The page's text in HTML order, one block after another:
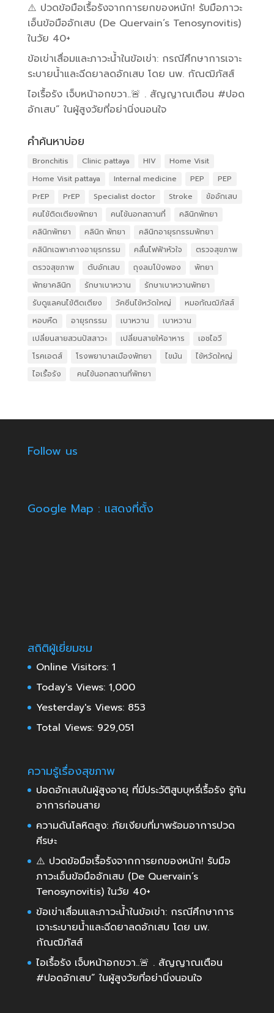
⚠️ ปวดข้อมือเรื้อรังจากการยกของหนัก! รับมือภาวะ
เอ็นข้อมืออักเสบ (De Quervain’s Tenosynovitis)
ในวัย 40+
ข้อเข่าเสื่อมและภาวะน้ำในข้อเข่า: กรณีศึกษาการเจาะ
ระบายน้ำและฉีดยาลดอักเสบ โดย นพ. กัณฒิภัสส์
ไอเรื้อรัง เจ็บหน้าอกขวา..🚨 . สัญญาณเตือน #ปอด
อักเสบ” ในผู้สูงวัยที่อย่านิ่งนอนใจ
คำค้นหาบ่อย
Bronchitis Clinic pattaya HIV
Home Visit
Home Visit pattaya
Internal medicine PEP
PEP
PrEP
PrEP Specialist doctor Stroke
ข้ออักเสบ
คนไข้ติดเตียงพัทยา
คนไข้นอกสถานที่
คลินิกพัทยา
คลินิกพัทยา
คลินิก พัทยา
คลินิกอายุรกรรมพัทยา
คลินิกเฉพาะทางอายุรกรรม
คลื่นไฟฟ้าหัวใจ
ตรวจสุขภาพ
ตรวจสุขภาพ
ตับอักเสบ ถุงลมโป่งพอง
พัทยา
พัทยาคลินิก
รักษาเบาหวาน
รักษาเบาหวานพัทยา
รับดูแลคนไข้ติดเตียง
วัคซีนไข้หวัดใหญ่
หมอกัณฒิภัสส์
หอบหืด
อายุรกรรม เบาหวาน
เบาหวาน
เปลี่ยนสายสวนปัสสาวะ
เปลี่ยนสายให้อาหาร
เอชไอวี
โรคเอดส์
โรงพยาบาลเมืองพัทยา ไขมัน
ไข้หวัดใหญ่
ไอเรื้อรัง
​ คนไข้นอกสถานที่พัทยา
Follow us
Google Map : แสดงที่ตั้ง
สถิติผู้เยี่ยมชม
Online Visitors: 1
Today's Views: 1,000
Yesterday's Views: 853
Total Views: 929,051
ความรู้เรื่องสุขภาพ
ปอดอักเสบในผู้สูงอายุ ที่มีประวัติสูบบุหรี่เรื้อรัง รู้ทัน
อาการก่อนสาย
ความดันโลหิตสูง: ภัยเงียบที่มาพร้อมอาการปวด
ศีรษะ
⚠️ ปวดข้อมือเรื้อรังจากการยกของหนัก! รับมือ
ภาวะเอ็นข้อมืออักเสบ (De Quervain’s
Tenosynovitis) ในวัย 40+
ข้อเข่าเสื่อมและภาวะน้ำในข้อเข่า: กรณีศึกษาการ
เจาะระบายน้ำและฉีดยาลดอักเสบ โดย นพ.
กัณฒิภัสส์
ไอเรื้อรัง เจ็บหน้าอกขวา..🚨 . สัญญาณเตือน
#ปอดอักเสบ” ในผู้สูงวัยที่อย่านิ่งนอนใจ